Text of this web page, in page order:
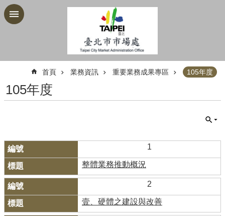
跳到主要內容區塊
首頁 業務資訊 重要業務成果專區 105年度
105年度
1
整體業務推動概況
2
壹、硬體之建設與改善